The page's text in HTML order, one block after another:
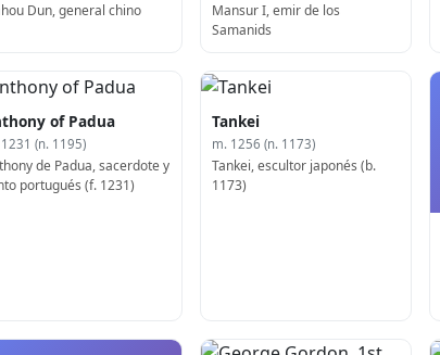
Dun, general chino
Mansur I, emir de los
Samanids
of Padua
(n. 1195)
de Padua, sacerdote y
portugués (f. 1231)
Tankei
m. 1256 (n. 1173)
Tankei, escultor japonés (b.
1173)